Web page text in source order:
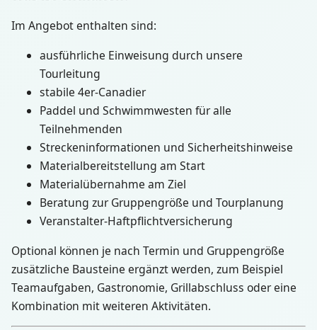
Im Angebot enthalten sind:
ausführliche Einweisung durch unsere
Tourleitung
stabile 4er-Canadier
Paddel und Schwimmwesten für alle
Teilnehmenden
Streckeninformationen und Sicherheitshinweise
Materialbereitstellung am Start
Materialübernahme am Ziel
Beratung zur Gruppengröße und Tourplanung
Veranstalter-Haftpflichtversicherung
Optional können je nach Termin und Gruppengröße
zusätzliche Bausteine ergänzt werden, zum Beispiel
Teamaufgaben, Gastronomie, Grillabschluss oder eine
Kombination mit weiteren Aktivitäten.